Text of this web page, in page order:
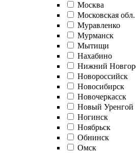
Москва
Московская обл.
Муравленко
Мурманск
Мытищи
Нахабино
Нижний
Новороссийск
Новосибирск
Новочеркасск
Новый Уренгой
Ногинск
Ноябрьск
Обнинск
Омск